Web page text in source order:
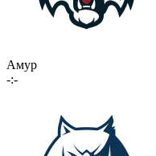
Амур
-:-